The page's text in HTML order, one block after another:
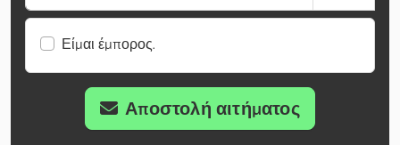
Είμαι έμπορος.
Αποστολή αιτήματος